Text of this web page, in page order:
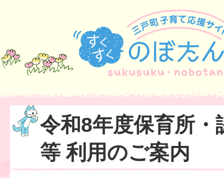
令和8年度保育所・
等 利用のご案内